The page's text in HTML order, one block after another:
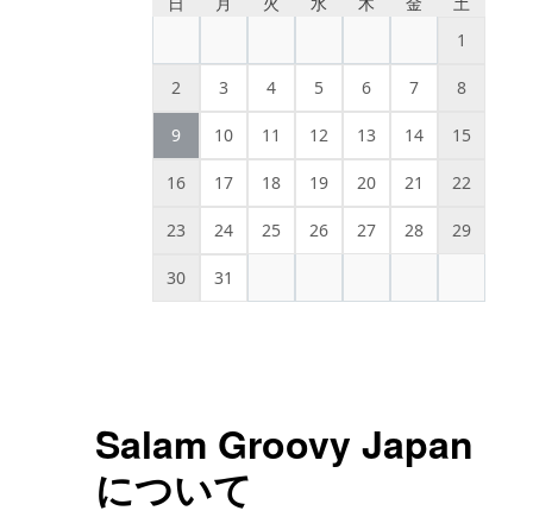
1
2 3 4 5 6 7 8
9 10 11 12 13 14 15
16 17 18 19 20 21 22
23 24 25 26 27 28 29
30 31
Salam Groovy Japan
について